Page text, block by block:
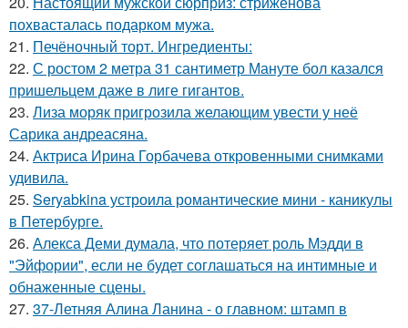
похвасталась подарком мужа.
21. Печёночный торт. Ингредиенты:
22. С ростом 2 метра 31 сантиметр Мануте бол казался
пришельцем даже в лиге гигантов.
23. Лиза моряк пригрозила желающим увести у неё
Сарика андреасяна.
24. Актриса Ирина Горбачева откровенными снимками
удивила.
25. Seryabkina устроила романтические мини - каникулы
в Петербурге.
26. Алекса Деми думала, что потеряет роль Мэдди в
"Эйфории", если не будет соглашаться на интимные и
обнаженные сцены.
27. 37-Летняя Алина Ланина - о главном: штамп в